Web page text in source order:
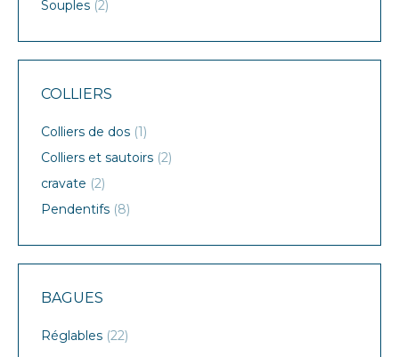
Souples (2)
COLLIERS
Colliers de dos (1)
Colliers et sautoirs (2)
cravate (2)
Pendentifs (8)
BAGUES
Réglables (22)